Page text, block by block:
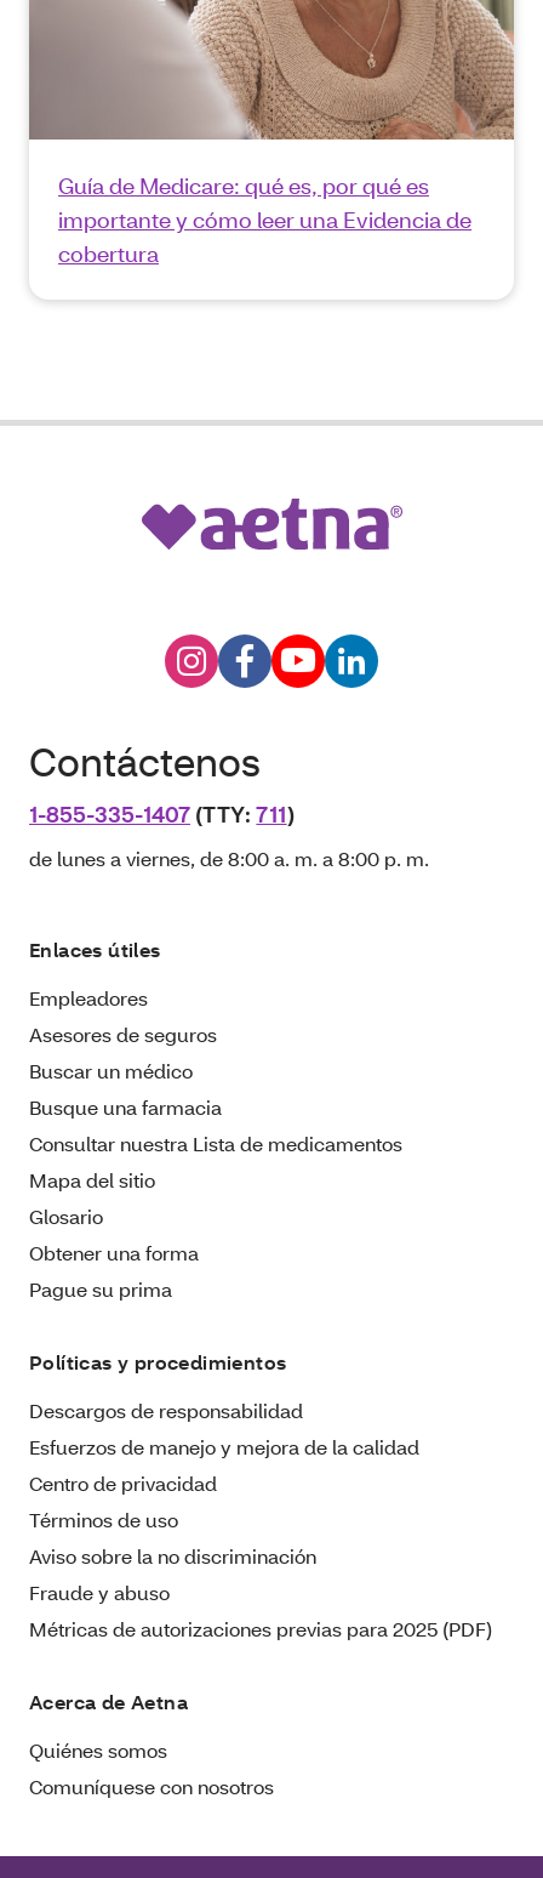
Guía de Medicare: qué es, por qué es
importante y cómo leer una Evidencia de
cobertura
Contáctenos
1-855-335-1407 (TTY:711)
de lunes a viernes, de 8:00 a. m. a 8:00 p. m.
Enlaces útiles
Empleadores
Asesores de seguros
Buscar un médico
Busque una farmacia
Consultar nuestra Lista de medicamentos
Mapa del sitio
Glosario
Obtener una forma
Pague su prima
Políticas y procedimientos
Descargos de responsabilidad
Esfuerzos de manejo y mejora de la calidad
Centro de privacidad
Términos de uso
Aviso sobre la no discriminación
Fraude y abuso
Métricas de autorizaciones previas para 2025 (PDF)
Acerca de Aetna
Quiénes somos
Comuníquese con nosotros